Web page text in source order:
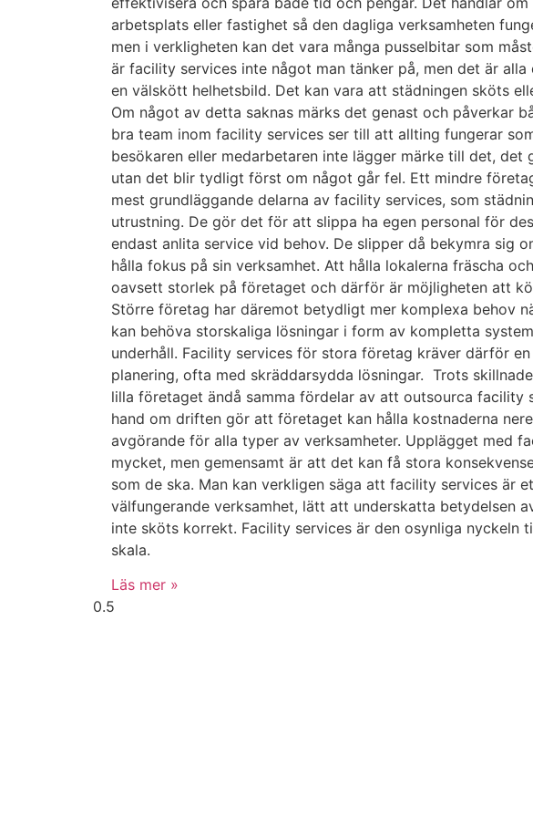
arbetsplats eller fastighet så den dagliga verksamheten
men i verkligheten kan det vara många pusselbitar som
är facility services inte något man tänker på, men det är
en välskött helhetsbild. Det kan vara att städningen sköts
Om något av detta saknas märks det genast och påverkar
bra team inom facility services ser till att allting fungerar
besökaren eller medarbetaren inte lägger märke till det, det
utan det blir tydligt först om något går fel. Ett mindre
mest grundläggande delarna av facility services, som
utrustning. De gör det för att slippa ha egen personal för
endast anlita service vid behov. De slipper då bekymra sig
hålla fokus på sin verksamhet. Att hålla lokalerna fräscha
oavsett storlek på företaget och därför är möjligheten att
Större företag har däremot betydligt mer komplexa behov
kan behöva storskaliga lösningar i form av kompletta
underhåll. Facility services för stora företag kräver därför
planering, ofta med skräddarsydda lösningar. Trots
lilla företaget ändå samma fördelar av att outsourca facility
hand om driften gör att företaget kan hålla kostnaderna
avgörande för alla typer av verksamheter. Upplägget med
mycket, men gemensamt är att det kan få stora
som de ska. Man kan verkligen säga att facility services är
välfungerande verksamhet, lätt att underskatta betydelsen
inte sköts korrekt. Facility services är den osynliga nyckeln
skala.
Läs mer »